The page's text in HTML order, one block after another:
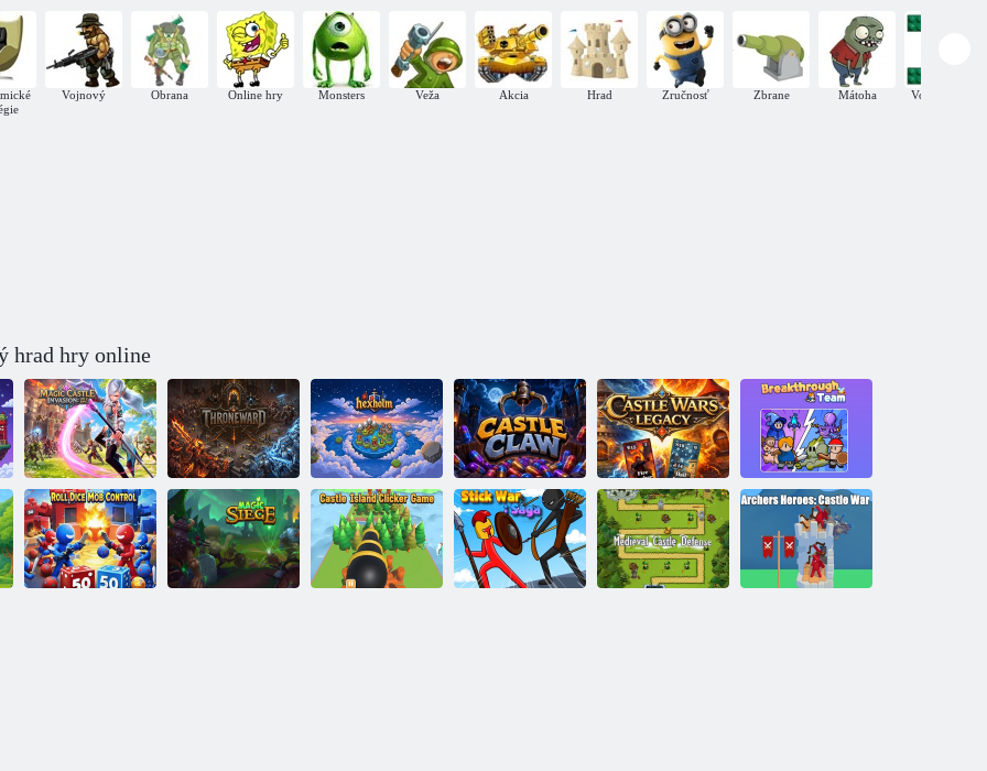
Vojnový Obrana Online hry Monsters Veža Akcia Hrad Zručnosť Zbrane Mátoha Vojnové hry
hrad hry online
Čarovný hrad:
Invázia
Trónna sála Hex Hill Hradný pazúr
Castle Wars:
Legacy
Breakout Team